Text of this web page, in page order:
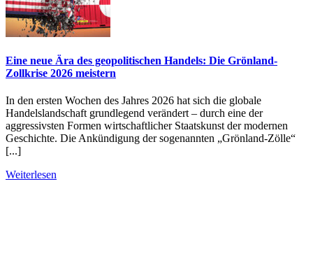
Eine neue Ära des geopolitischen Handels: Die Grönland-
Zollkrise 2026 meistern
In den ersten Wochen des Jahres 2026 hat sich die globale
Handelslandschaft grundlegend verändert – durch eine der
aggressivsten Formen wirtschaftlicher Staatskunst der modernen
Geschichte. Die Ankündigung der sogenannten „Grönland-Zölle“
[...]
Weiterlesen